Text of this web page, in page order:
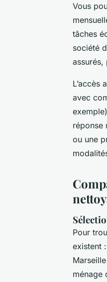
Vous
tâches
société
assurés,
L’accès
avec
réponse
ou une
Pour
existent
ménage